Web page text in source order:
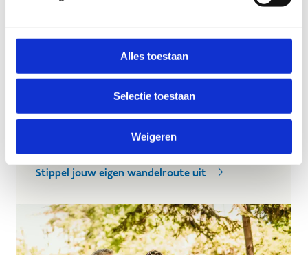
Alles toestaan
Selectie toestaan
Weigeren
Kattevennen met zijn uitgestrekte dennenbossen
telt 3 bewegwijzerde wandelroutes van 5 tot 10 km.
Verken zeker ook het Heempark, de Zonnewijzers in
Stippel jouw eigen wandelroute uit